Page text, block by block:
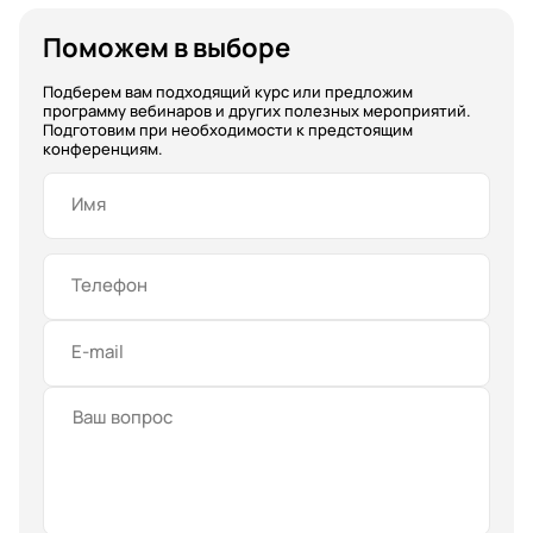
Поможем в выборе
Подберем вам подходящий курс или предложим
программу вебинаров и других полезных мероприятий.
Подготовим при необходимости к предстоящим
конференциям.
Имя
Телефон
E-mail